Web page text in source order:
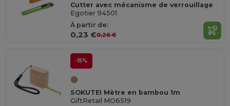
Cutter avec mécanisme de verrouillage
Egotier 94501
À partir de:
0,23 €0,26 €
-15%
SOKUTEI Mètre en bambou 1m
GiftRetail MO6519